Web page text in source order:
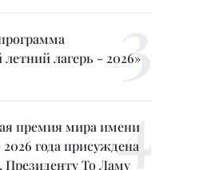
лагерь - 2026»
премия мира имени
2026 года присуждена
Президенту То Ламу